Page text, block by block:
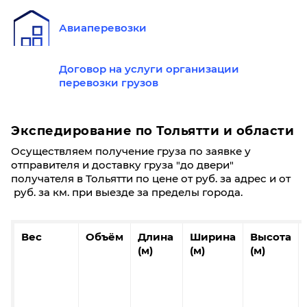
Тольятти
38,7 38,6
10470
Фиксированные тарифы
До 5 кг/ До 0,03 м³: 3600₽
До 40 кг/ До 0,19 м³: 4600₽
Авиаперевозки
Договор на услуги организации
перевозки грузов
Экспедирование по Тольятти и области
Осуществляем получение груза по заявке у
отправителя и доставку груза "до двери"
получателя в Тольятти по цене от руб. за адрес и от
руб. за км. при выезде за пределы города.
Вес Объём
Длина
(м)
Ширина
(м)
Высота
(м)